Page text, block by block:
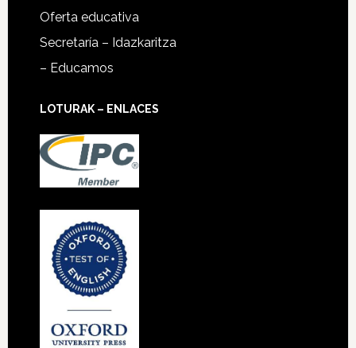
Oferta educativa
Secretaría – Idazkaritza
– Educamos
LOTURAK – ENLACES